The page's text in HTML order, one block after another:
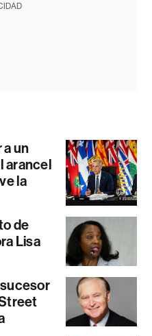
a un
arancel
la
de
Lisa